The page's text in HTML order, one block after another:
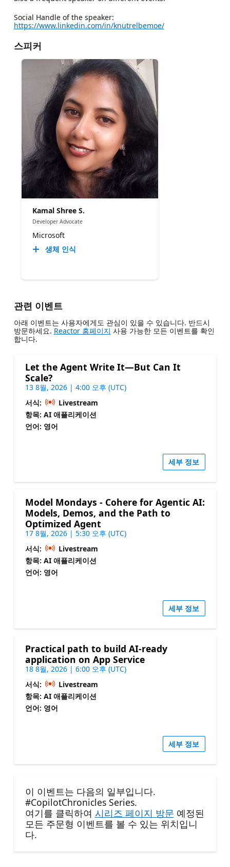
Social Handle of the speaker:
https://www.linkedin.com/in/knutrelbemoe/
스피커
Kamal Shree S.
Developer Advocate
Microsoft
생체 인식
관련 이벤트
아래 이벤트는 사용자에게도 관심이 있을 수 있습니다. 반드시
방문하세요. Reactor 홈페이지 사용 가능한 모든 이벤트를 확인
합니다.
Let the Agent Write It—But Can It
Scale?
13 8월, 2026 | 4:00 오후 (UTC)
서식:
Livestream
항목: AI 애플리케이션
언어: 영어
세부 정보
Model Mondays - Cohere for Agentic AI:
Models, Demos, and the Path to
Optimized Agent
17 8월, 2026 | 5:30 오후 (UTC)
서식:
Livestream
항목: AI 애플리케이션
언어: 영어
세부 정보
Practical path to build AI-ready
application on App Service
18 8월, 2026 | 6:00 오후 (UTC)
서식:
Livestream
항목: AI 애플리케이션
언어: 영어
세부 정보
이 이벤트는 다음의 일부입니다.
#CopilotChronicles Series.
여기를 클릭하여 시리즈 페이지 방문 예정된
모든 주문형 이벤트를 볼 수 있는 위치입니
다.